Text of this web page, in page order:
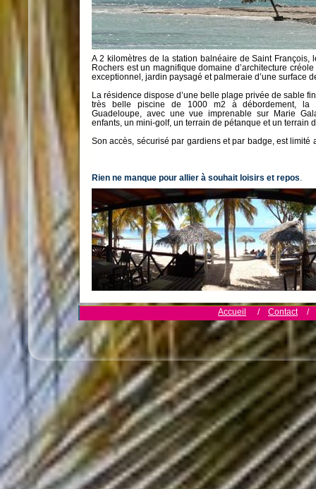
A 2 kilomètres de la station balnéaire de Saint François,
Rochers est un magnifique domaine d’architecture
exceptionnel, jardin paysagé et palmeraie d’une surface
La résidence dispose d’une belle plage privée de sable
très belle piscine de 1000 m2 à débordement, la
Guadeloupe, avec une vue imprenable sur Marie
enfants, un mini-golf, un terrain de pétanque et un terrain
Son accès, sécurisé par gardiens et par badge, est limité
Rien ne manque pour allier à souhait loisirs et repos.
Accueil / Contact /